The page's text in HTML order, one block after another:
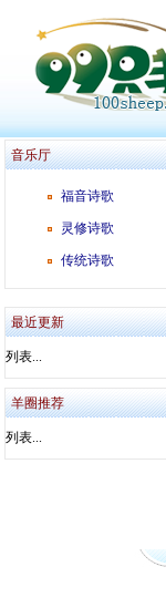
音乐厅
福音诗歌
灵修诗歌
传统诗歌
最近更新
列表...
羊圈推荐
列表...